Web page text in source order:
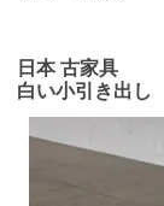
日本 古家具
白い小引き出し